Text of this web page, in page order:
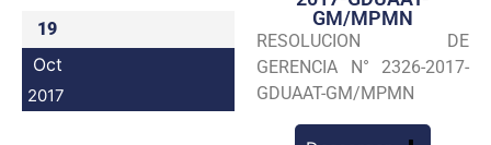
Seguridad
Programas
19
Oct
2017
GM/MPMN
RESOLUCION DE
GERENCIA N° 2326-2017-
GDUAAT-GM/MPMN